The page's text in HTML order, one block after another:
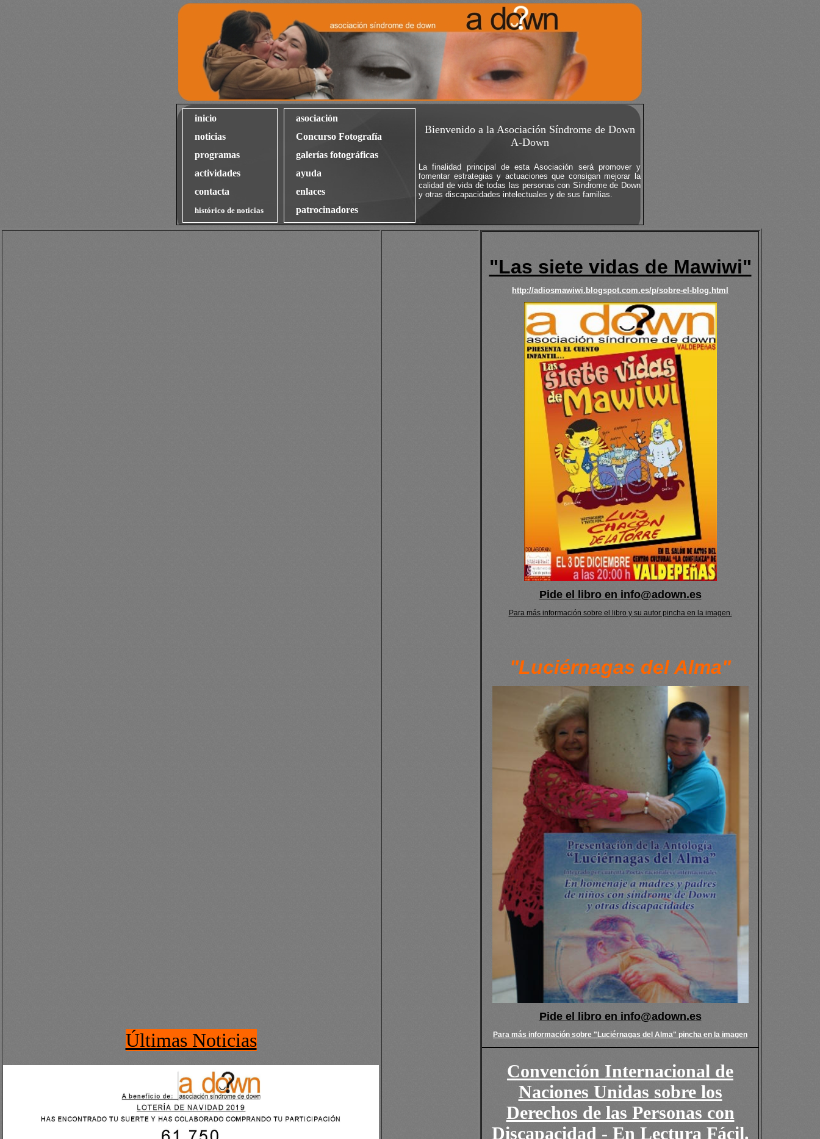
inicio
noticias
programas
actividades
contacta
histórico de noticias
asociación
Concurso Fotografía
galerías fotográficas
ayuda
enlaces
patrocinadores
Bienvenido a la Asociación Síndrome de Down
A-Down
La finalidad principal de esta Asociación será promover y
fomentar estrategias y actuaciones que consigan mejorar la
calidad de vida de todas las personas con Síndrome de Down
y otras discapacidades intelectuales y de sus familias.
Últimas Noticias
"Las siete vidas de Mawiwi"
http://adiosmawiwi.blogspot.com.es/p/sobre-el-blog.html
Pide el libro en info@adown.es
Para más información sobre el libro y su autor pincha en la imagen.
"Luciérnagas del Alma"
Pide el libro en info@adown.es
Para más información sobre "Luciérnagas del Alma" pincha en la imagen
Convención Internacional de
Naciones Unidas sobre los
Derechos de las Personas con
Discapacidad - En Lectura Fácil.